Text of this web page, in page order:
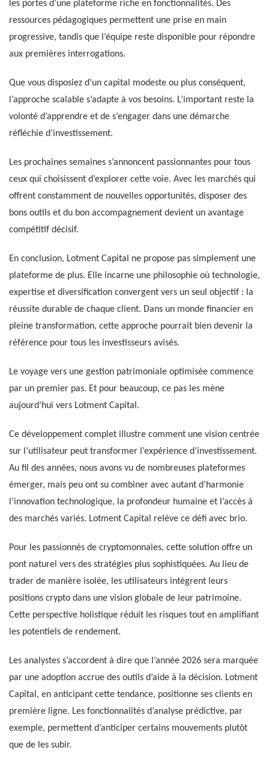
les portes d’une plateforme riche en fonctionnalités. Des
ressources pédagogiques permettent une prise en main
progressive, tandis que l’équipe reste disponible pour répondre
aux premières interrogations.
Que vous disposiez d’un capital modeste ou plus conséquent,
l’approche scalable s’adapte à vos besoins. L’important reste la
volonté d’apprendre et de s’engager dans une démarche
réfléchie d’investissement.
Les prochaines semaines s’annoncent passionnantes pour tous
ceux qui choisissent d’explorer cette voie. Avec les marchés qui
offrent constamment de nouvelles opportunités, disposer des
bons outils et du bon accompagnement devient un avantage
compétitif décisif.
En conclusion, Lotment Capital ne propose pas simplement une
plateforme de plus. Elle incarne une philosophie où technologie,
expertise et diversification convergent vers un seul objectif : la
réussite durable de chaque client. Dans un monde financier en
pleine transformation, cette approche pourrait bien devenir la
référence pour tous les investisseurs avisés.
Le voyage vers une gestion patrimoniale optimisée commence
par un premier pas. Et pour beaucoup, ce pas les mène
aujourd’hui vers Lotment Capital.
Ce développement complet illustre comment une vision centrée
sur l’utilisateur peut transformer l’expérience d’investissement.
Au fil des années, nous avons vu de nombreuses plateformes
émerger, mais peu ont su combiner avec autant d’harmonie
l’innovation technologique, la profondeur humaine et l’accès à
des marchés variés. Lotment Capital relève ce défi avec brio.
Pour les passionnés de cryptomonnaies, cette solution offre un
pont naturel vers des stratégies plus sophistiquées. Au lieu de
trader de manière isolée, les utilisateurs intègrent leurs
positions crypto dans une vision globale de leur patrimoine.
Cette perspective holistique réduit les risques tout en amplifiant
les potentiels de rendement.
Les analystes s’accordent à dire que l’année 2026 sera marquée
par une adoption accrue des outils d’aide à la décision. Lotment
Capital, en anticipant cette tendance, positionne ses clients en
première ligne. Les fonctionnalités d’analyse prédictive, par
exemple, permettent d’anticiper certains mouvements plutôt
que de les subir.